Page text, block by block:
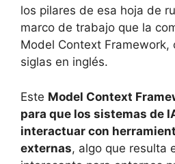
los pilares de esa hoja de
marco de trabajo que la
Model Context Framework,
siglas en inglés.
Este Model Context
para que los sistemas de
interactuar con
externas, algo que resulta